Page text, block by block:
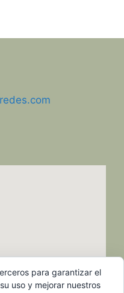
para garantizar el
uso y mejorar nuestros